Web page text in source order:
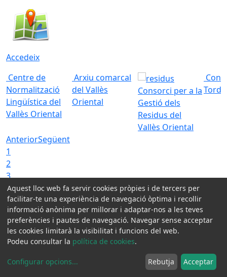
Accedeix
Centre de
Normalització
Lingüística del
Vallès Oriental
Arxiu comarcal
del Vallès
Oriental
Consorci per a la
Gestió dels
Residus del
Vallès Oriental
AnteriorSegüent
1
2
3
4
Xarxes socials:
Avis legal
Contactar
Aquest lloc web fa servir cookies pròpies i de tercers per
facilitar-te una experiència de navegació òptima i recollir
informació anònima per millorar i adaptar-nos a les teves
preferències i pautes de navegació. Navegar sense acceptar
les cookies limitarà la visibilitat i funcions del web.
Podeu consultar la política de cookies.
Configurar opcions... Rebutja Acceptar